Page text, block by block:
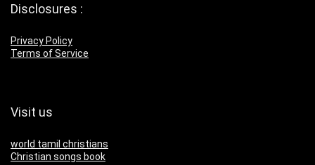
Disclosures :
Privacy Policy
Terms of Service
Visit us
world tamil christians
Christian songs book